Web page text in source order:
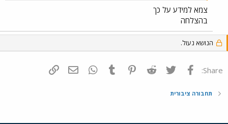
צמא למידע על כך
בהצלחה
הנושא נעול.
Share: פייסבוק Twitter
Reddit
Pinterest
Tumblr
WhatsAppדואר אלקטרוני
תחבורה ציבורית